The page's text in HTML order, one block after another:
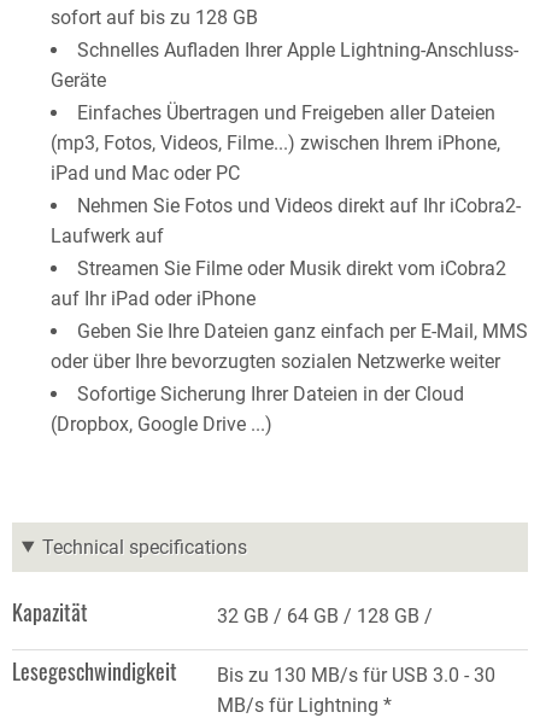
sofort auf bis zu 128 GB
Schnelles Aufladen Ihrer Apple Lightning-Anschluss-
Geräte
Einfaches Übertragen und Freigeben aller Dateien
(mp3, Fotos, Videos, Filme...) zwischen Ihrem iPhone,
iPad und Mac oder PC
Nehmen Sie Fotos und Videos direkt auf Ihr iCobra2-
Laufwerk auf
Streamen Sie Filme oder Musik direkt vom iCobra2
auf Ihr iPad oder iPhone
Geben Sie Ihre Dateien ganz einfach per E-Mail, MMS
oder über Ihre bevorzugten sozialen Netzwerke weiter
Sofortige Sicherung Ihrer Dateien in der Cloud
(Dropbox, Google Drive ...)
Technical specifications
Kapazität 32 GB 64 GB 128 GB
Lesegeschwindigkeit
Bis zu 130 MB/s für USB 3.0 - 30
MB/s für Lightning *